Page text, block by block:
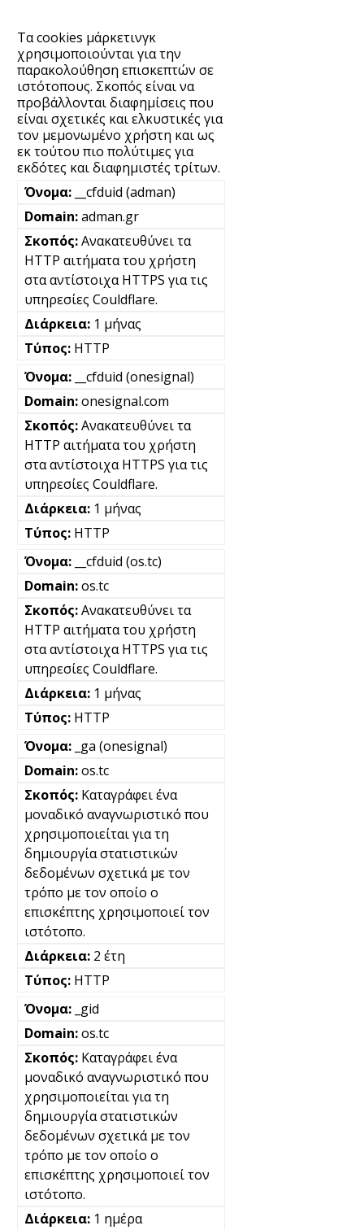
Τα cookies μάρκετινγκ
χρησιμοποιούνται για την
παρακολούθηση επισκεπτών σε
ιστότοπους. Σκοπός είναι να
προβάλλονται διαφημίσεις που
είναι σχετικές και ελκυστικές για
τον μεμονωμένο χρήστη και ως
εκ τούτου πιο πολύτιμες για
εκδότες και διαφημιστές τρίτων.
__cfduid (adman)
adman.gr
Ανακατευθύνει τα
HTTP αιτήματα του χρήστη
στα αντίστοιχα HTTPS για τις
υπηρεσίες Couldflare.
1 μήνας
HTTP
__cfduid (onesignal)
onesignal.com
Ανακατευθύνει τα
HTTP αιτήματα του χρήστη
στα αντίστοιχα HTTPS για τις
υπηρεσίες Couldflare.
1 μήνας
HTTP
__cfduid (os.tc)
os.tc
Ανακατευθύνει τα
HTTP αιτήματα του χρήστη
στα αντίστοιχα HTTPS για τις
υπηρεσίες Couldflare.
1 μήνας
HTTP
_ga (onesignal)
os.tc
Καταγράφει ένα
μοναδικό αναγνωριστικό που
χρησιμοποιείται για τη
δημιουργία στατιστικών
δεδομένων σχετικά με τον
τρόπο με τον οποίο ο
επισκέπτης χρησιμοποιεί τον
ιστότοπο.
2 έτη
HTTP
_gid
os.tc
Καταγράφει ένα
μοναδικό αναγνωριστικό που
χρησιμοποιείται για τη
δημιουργία στατιστικών
δεδομένων σχετικά με τον
τρόπο με τον οποίο ο
επισκέπτης χρησιμοποιεί τον
ιστότοπο.
1 ημέρα